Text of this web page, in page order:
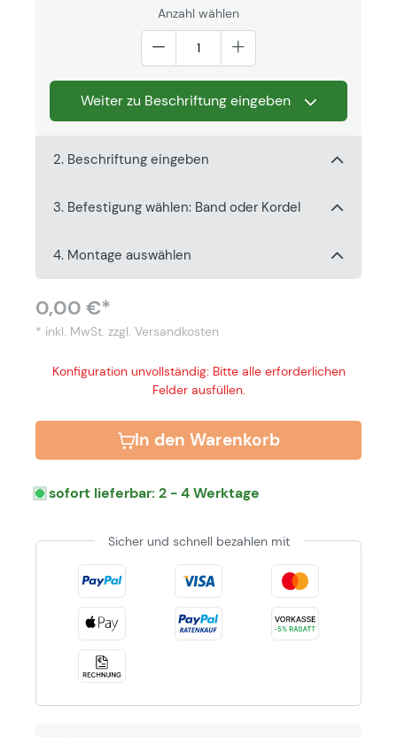
Anzahl wählen
Weiter zu Beschriftung eingeben
2. Beschriftung eingeben
3. Befestigung wählen: Band oder Kordel
4. Montage auswählen
0,00 €*
* inkl. MwSt. zzgl. Versandkosten
Konfiguration unvollständig: Bitte alle erforderlichen
Felder ausfüllen.
In den Warenkorb
sofort lieferbar: 2 - 4 Werktage
Sicher und schnell bezahlen mit